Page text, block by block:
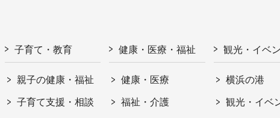
子育て・教育
親子の健康・福祉
子育て支援・相談
健康・医療・福祉
健康・医療
福祉・介護
観光・イベ
横浜の港
観光・イベ